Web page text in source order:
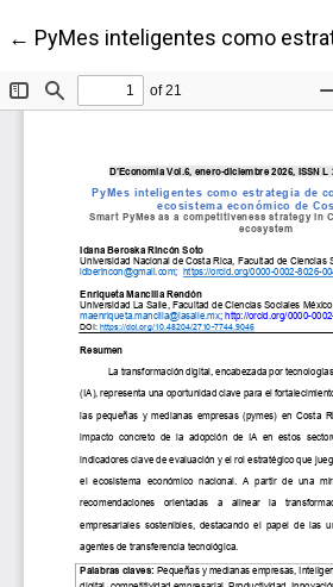
← Volver a los detalles del artículo
PyMes inteligentes como